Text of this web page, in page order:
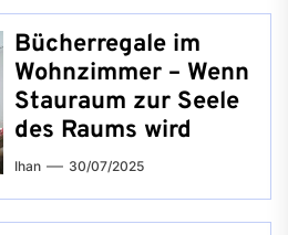
Bücherregale im
Wohnzimmer – Wenn
Stauraum zur Seele
des Raums wird
Ihan 30/07/2025